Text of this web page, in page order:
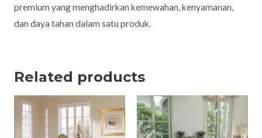
premium yang menghadirkan kemewahan, kenyamanan,
dan daya tahan dalam satu produk.
Related products